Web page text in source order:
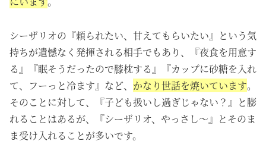
シーザリオの 『頼られたい、甘えてもらいたい』という気
持ちが遺憾なく発揮される相手でもあり、『夜食を用意す
る』
『眠そうだったので膝枕する』 『カップに砂糖を入れ
て、フーっと冷ます』など、 かなり世話を焼いています。
そのことに対して、『子ども扱いし過ぎじゃない？』と膨
れることはあるが、『シーザリオ、やっさし～』とそのま
ま受け入れることが多いです。